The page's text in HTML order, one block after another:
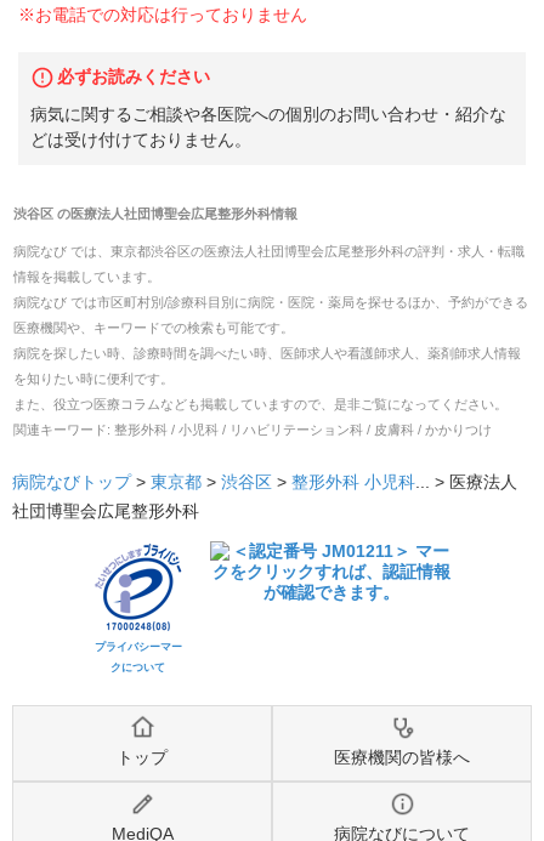
※お電話での対応は行っておりません
必ずお読みください
病気に関するご相談や各医院への個別のお問い合わせ・紹介な
どは受け付けておりません。
渋谷区の医療法人社団博聖会広尾整形外科情報
病院なび では、 東京都渋谷区の医療法人社団博聖会広尾整形外科の評判・求人・転職
情報を掲載しています。
病院なび では市区町村別/診療科目別に病院・医院・薬局を探せるほか、予約ができる
医療機関や、キーワードでの検索も可能です。
病院を探したい時、診療時間を調べたい時、医師求人や看護師求人、薬剤師求人情報
を知りたい時に便利です。
また、役立つ医療コラムなども掲載していますので、是非ご覧になってください。
関連キーワード: 整形外科 / 小児科 / リハビリテーション科 / 皮膚科 / かかりつけ
病院なびトップ > 東京都 > 渋谷区 > 整形外科 小児科... > 医療法人
社団博聖会広尾整形外科
プライバシーマー
クについて
トップ 医療機関の皆様へ
MediQA 病院なびについて